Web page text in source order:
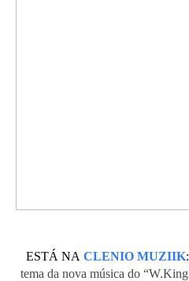
ESTÁ NA CLENIO MUZIIK:
tema da nova música do “W.King